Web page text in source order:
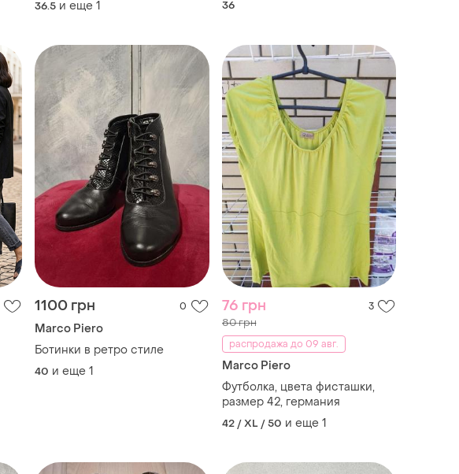
36.5 и еще 1 36
1100 грн 0
Marco Piero
Ботинки в ретро стиле
40 и еще 1
76 грн 3
80 грн
распродажа до 09 авг.
Marco Piero
Футболка, цвета фисташки,
размер 42, германия
42 / XL / 50 и еще 1